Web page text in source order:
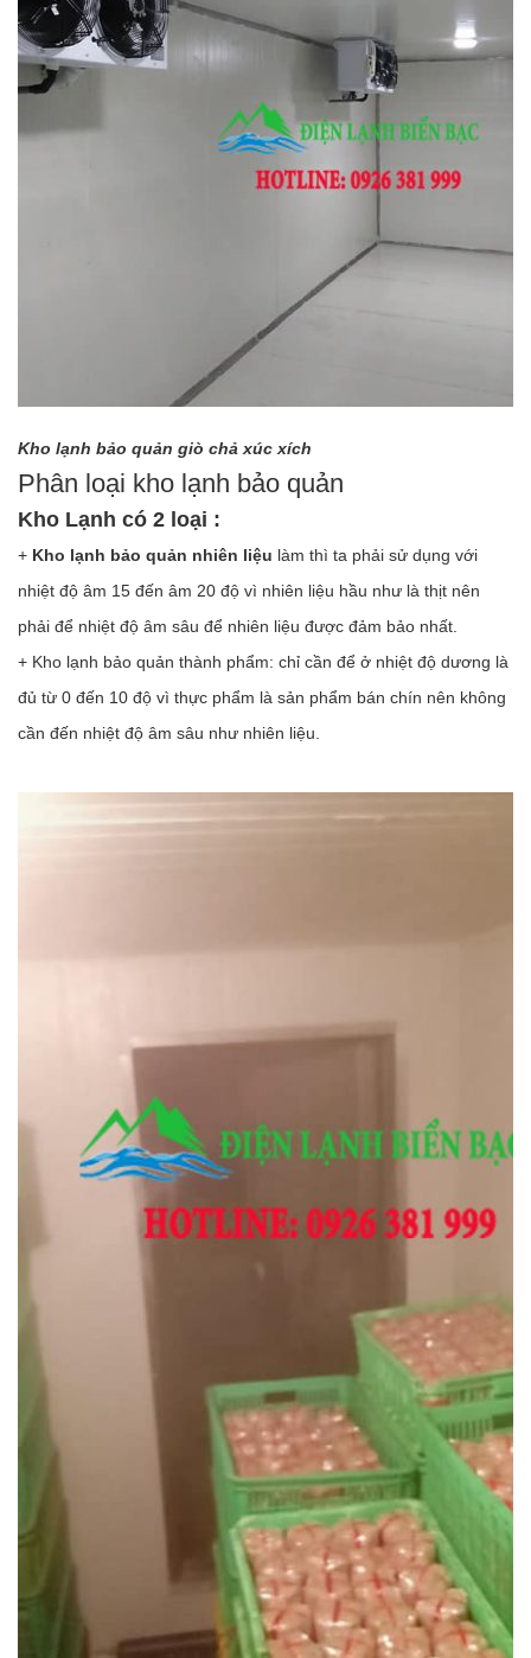
Kho lạnh bảo quản giò chả xúc xích
Phân loại kho lạnh bảo quản
Kho Lạnh có 2 loại :
+ Kho lạnh bảo quản nhiên liệu làm thì ta phải sử dụng với
nhiệt độ âm 15 đến âm 20 độ vì nhiên liệu hầu như là thịt nên
phải để nhiệt độ âm sâu để nhiên liệu được đảm bảo nhất.
+ Kho lạnh bảo quản thành phẩm: chỉ cần để ở nhiệt độ dương là
đủ từ 0 đến 10 độ vì thực phẩm là sản phẩm bán chín nên không
cần đến nhiệt độ âm sâu như nhiên liệu.